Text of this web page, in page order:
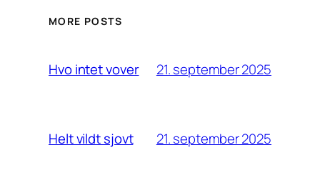
MORE POSTS
Hvo intet vover 21. september 2025
Helt vildt sjovt 21. september 2025